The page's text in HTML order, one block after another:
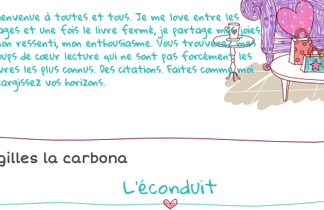
à toutes et tous. Je me love entre les
et une fois le livre fermé, je partage mes joies,
ressenti, mon enthousiasme. Vous trouverez mes
de cœur lecture qui ne sont pas forcément les
les plus connus. Des citations. Faites comme moi
vos horizons.
la carbona
L'éconduit